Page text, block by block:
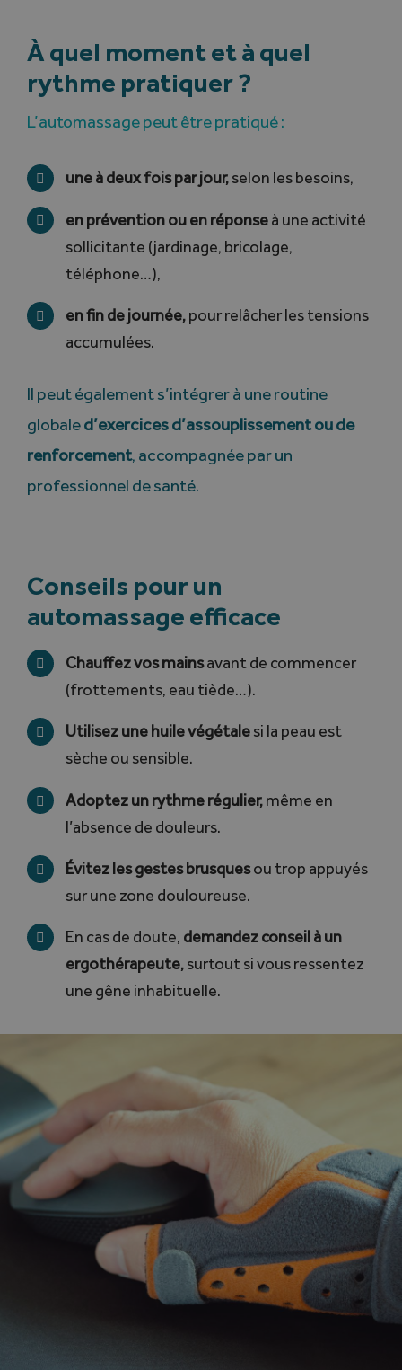
À quel moment et à quel
rythme pratiquer ?
L’automassage peut être pratiqué :
une à deux fois par jour,selon les besoins,
en prévention ou en réponseà une activité
sollicitante (jardinage, bricolage,
téléphone…),
en fin de journée,pour relâcher les tensions
accumulées.
Il peut également s’intégrer à une routine
globaled’exercices d’assouplissement ou de
renforcement, accompagnée par un
professionnel de santé.
Conseils pour un
automassage efficace
Chauffez vos mainsavant de commencer
(frottements, eau tiède…).
Utilisez une huile végétalesi la peau est
sèche ou sensible.
Adoptez un rythme régulier,même en
l’absence de douleurs.
Évitez les gestes brusquesou trop appuyés
sur une zone douloureuse.
En cas de doute, demandez conseil à un
ergothérapeute,surtout si vous ressentez
une gêne inhabituelle.